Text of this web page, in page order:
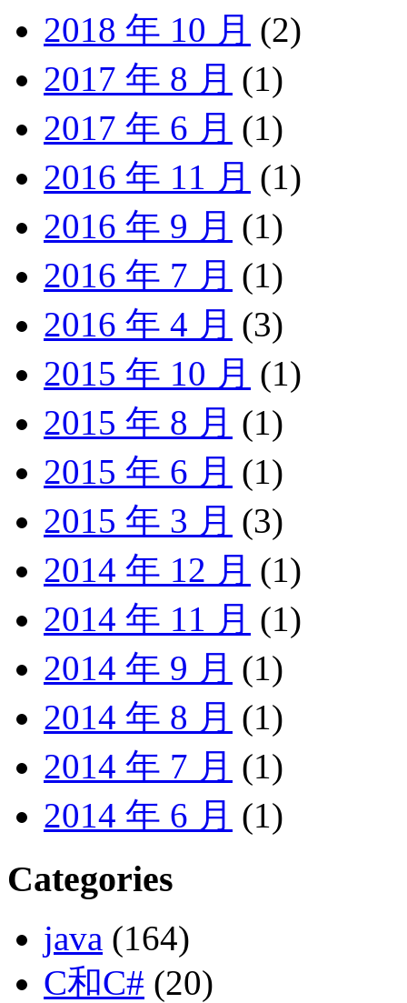
2018 年 10 月 (2)
2017 年 8 月 (1)
2017 年 6 月 (1)
2016 年 11 月 (1)
2016 年 9 月 (1)
2016 年 7 月 (1)
2016 年 4 月 (3)
2015 年 10 月 (1)
2015 年 8 月 (1)
2015 年 6 月 (1)
2015 年 3 月 (3)
2014 年 12 月 (1)
2014 年 11 月 (1)
2014 年 9 月 (1)
2014 年 8 月 (1)
2014 年 7 月 (1)
2014 年 6 月 (1)
Categories
java (164)
C和C# (20)